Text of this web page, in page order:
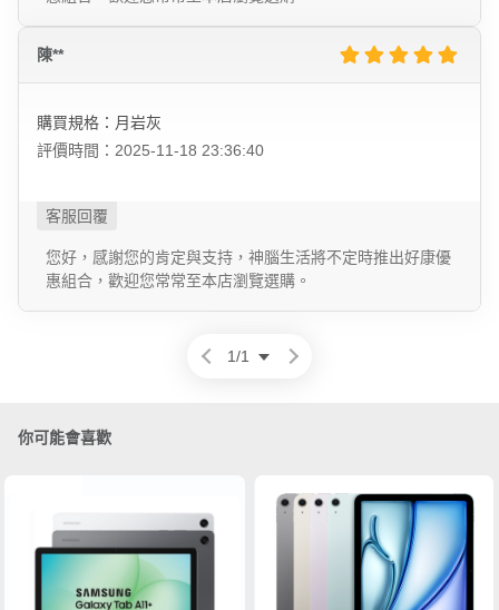
陳**
購買規格：月岩灰
評價時間：2025-11-18 23:36:40
您好，感謝您的肯定與支持，神腦生活將不定時推出好康優
惠組合，歡迎您常常至本店瀏覽選購。
1/1
你可能會喜歡